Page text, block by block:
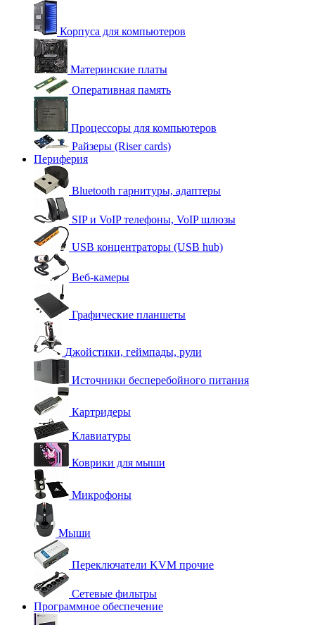
Корпуса для компьютеров
Материнские платы
Оперативная память
Процессоры для компьютеров
Райзеры (Riser cards)
Периферия
Bluetooth гарнитуры, адаптеры
SIP и VoIP телефоны, VoIP шлюзы
USB концентраторы (USB hub)
Веб-камеры
Графические планшеты
Джойстики, геймпады, рули
Источники бесперебойного питания
Картридеры
Клавиатуры
Коврики для мыши
Микрофоны
Мыши
Переключатели KVM прочие
Сетевые фильтры
Программное обеспечение